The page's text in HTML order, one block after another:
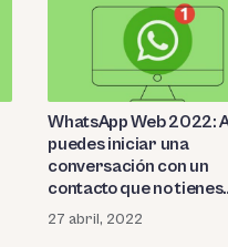
WhatsApp Web 2022:
puedes iniciar una
conversación con un
contacto que no tienes
guardado
27 abril, 2022